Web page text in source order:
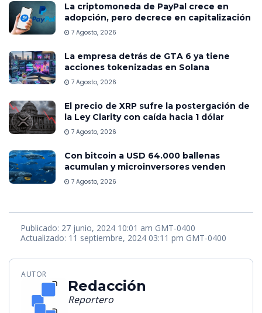
La criptomoneda de PayPal crece en
adopción, pero decrece en capitalización
7 Agosto, 2026
La empresa detrás de GTA 6 ya tiene
acciones tokenizadas en Solana
7 Agosto, 2026
El precio de XRP sufre la postergación de
la Ley Clarity con caída hacia 1 dólar
7 Agosto, 2026
Con bitcoin a USD 64.000 ballenas
acumulan y microinversores venden
7 Agosto, 2026
Publicado: 27 junio, 2024 10:01 am GMT-0400
Actualizado: 11 septiembre, 2024 03:11 pm GMT-0400
AUTOR
Redacción
Reportero